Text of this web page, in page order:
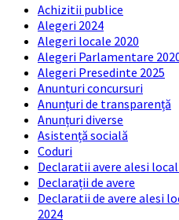
Achizitii publice
Alegeri 2024
Alegeri locale 2020
Alegeri Parlamentare
Alegeri Presedinte 2025
Anunturi concursuri
Anunțuri de transparență
Anunțuri diverse
Asistență socială
Coduri
Declaratii avere alesi
Declarații de avere
Declaratii de avere alesi
2024